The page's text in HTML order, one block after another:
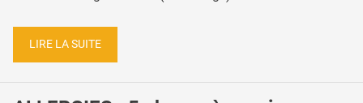
LIRE LA SUITE